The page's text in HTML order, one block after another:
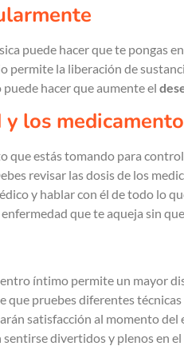
puede hacer que te pongas
permite la liberación de
hacer que aumente el
los
que estás tomando para
revisar las dosis de los
y hablar con él de todo lo
que te aqueja sin
íntimo permite un mayor
que pruebes diferentes
satisfacción al momento
divertidos y plenos en